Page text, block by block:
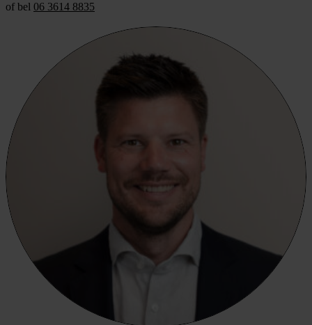
of bel 06 3614 8835